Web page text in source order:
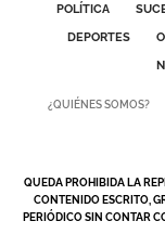
POLÍTICA
DEPORTES
¿QUIÉNES SOMOS?
QUEDA PROHIBIDA LA
CONTENIDO ESCRITO,
PERIÓDICO SIN CONTAR